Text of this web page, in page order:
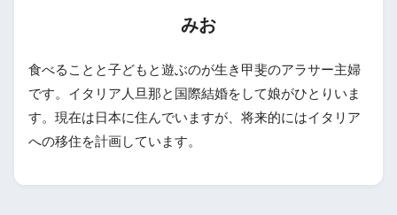
みお
食べることと子どもと遊ぶのが生き甲斐のアラサー主婦
です。イタリア人旦那と国際結婚をして娘がひとりいま
す。現在は日本に住んでいますが、将来的にはイタリア
への移住を計画しています。